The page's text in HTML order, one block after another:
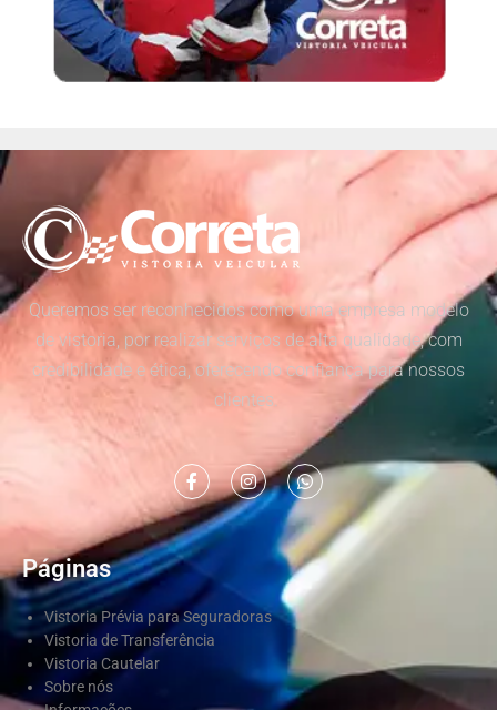
Queremos ser reconhecidos como uma empresa modelo
de vistoria, por realizar serviços de alta qualidade, com
credibilidade e ética, oferecendo confiança para nossos
clientes.
Páginas
Vistoria Prévia para Seguradoras
Vistoria de Transferência
Vistoria Cautelar
Sobre nós